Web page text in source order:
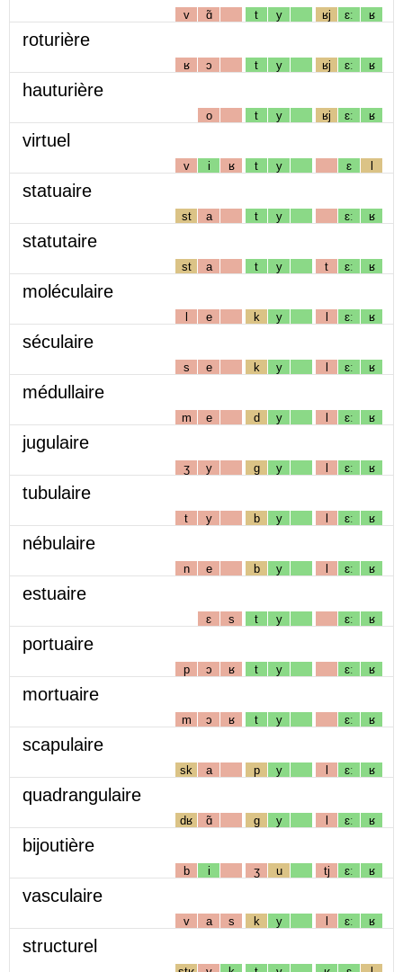
v ɑ̃ t y ʁj ɛː ʁ
roturière
ʁ ɔ t y ʁj ɛː ʁ
hauturière
o t y ʁj ɛː ʁ
virtuel
v i ʁ t y ɛ l
statuaire
st a t y ɛː ʁ
statutaire
st a t y t ɛː ʁ
moléculaire
l e k y l ɛː ʁ
séculaire
s e k y l ɛː ʁ
médullaire
m e d y l ɛː ʁ
jugulaire
ʒ y g y l ɛː ʁ
tubulaire
t y b y l ɛː ʁ
nébulaire
n e b y l ɛː ʁ
estuaire
ɛ s t y ɛː ʁ
portuaire
p ɔ ʁ t y ɛː ʁ
mortuaire
m ɔ ʁ t y ɛː ʁ
scapulaire
sk a p y l ɛː ʁ
quadrangulaire
dʁ ɑ̃ g y l ɛː ʁ
bijoutière
b i ʒ u tj ɛː ʁ
vasculaire
v a s k y l ɛː ʁ
structurel